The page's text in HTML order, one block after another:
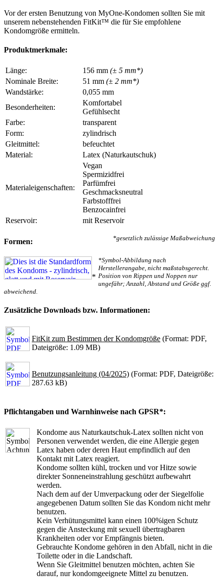
Vor der ersten Benutzung von MyOne-Kondomen sollten Sie mit
unserem nebenstehenden FitKit™ die für Sie empfohlene
Kondomgröße ermitteln.
Produktmerkmale:
Länge: 156 mm (± 5 mm*)
Nominale Breite:
51 mm (± 2 mm*)
Wandstärke:
0,055 mm
Besonderheiten:
Komfortabel
Gefühlsecht
Farbe:
transparent
Form:
zylindrisch
Gleitmittel:
befeuchtet
Material:
Latex (Naturkautschuk)
Materialeigenschaften:
Vegan
Spermizidfrei
Parfümfrei
Geschmacksneutral
Farbstofffrei
Benzocainfrei
Reservoir:
mit Reservoir
*gesetzlich zulässige Maßabweichung
Formen:
*
*Symbol-Abbildung nach
Herstellerangabe, nicht maßstabsgerecht.
Position von Rippen und Noppen nur
ungefähr; Anzahl, Abstand und Größe ggf.
abweichend.
Zusätzliche Downloads bzw. Informationen:
FitKit zum Bestimmen der Kondomgröße (Format: PDF,
Dateigröße: 1.09 MB)
Benutzungsanleitung (04/2025) (Format: PDF, Dateigröße:
287.63 kB)
Pflichtangaben und Warnhinweise nach GPSR*:
Kondome aus Naturkautschuk-Latex sollten nicht von
Personen verwendet werden, die eine Allergie gegen
Latex haben oder deren Haut empfindlich auf den
Kontakt mit Latex reagiert.
Kondome sollten kühl, trocken und vor Hitze sowie
direkter Sonneneinstrahlung geschützt aufbewahrt
werden.
Nach dem auf der Umverpackung oder der Siegelfolie
angegebenen Datum sollten Sie das Kondom nicht mehr
benutzen.
Kein Verhütungsmittel kann einen 100%igen Schutz
gegen die Ansteckung mit sexuell übertragbaren
Krankheiten oder vor Empfängnis bieten.
Gebrauchte Kondome gehören in den Abfall, nicht in die
Toilette oder in die Landschaft.
Wenn Sie Gleitmittel benutzen möchten, achten Sie
darauf, nur kondomgeeignete Mittel zu benutzen.